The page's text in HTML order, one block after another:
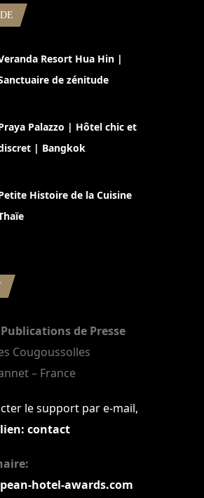
Resort Hua Hin |
de zénitude
Palazzo | Hôtel chic et
| Bangkok
Histoire de la Cuisine
de Presse
Cougoussolles
– France
le support par e-mail,
contact
hotel-awards.com